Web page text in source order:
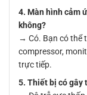
4. Màn hình cảm
không?
→ Có. Bạn có thể
compressor,
trực tiếp.
5. Thiết bị có gây